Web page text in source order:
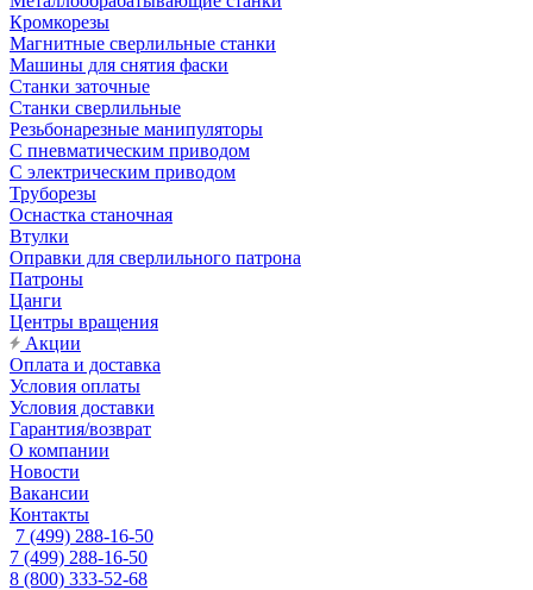
Кромкорезы
Магнитные сверлильные станки
Машины для снятия фаски
Станки заточные
Станки сверлильные
Резьбонарезные манипуляторы
С пневматическим приводом
С электрическим приводом
Труборезы
Оснастка станочная
Втулки
Оправки для сверлильного патрона
Патроны
Цанги
Центры вращения
Акции
Оплата и доставка
Условия оплаты
Условия доставки
Гарантия/возврат
О компании
Новости
Вакансии
Контакты
7 (499) 288-16-50
7 (499) 288-16-50
8 (800) 333-52-68